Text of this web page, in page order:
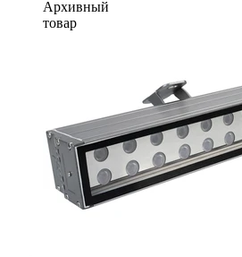
Архивный
товар